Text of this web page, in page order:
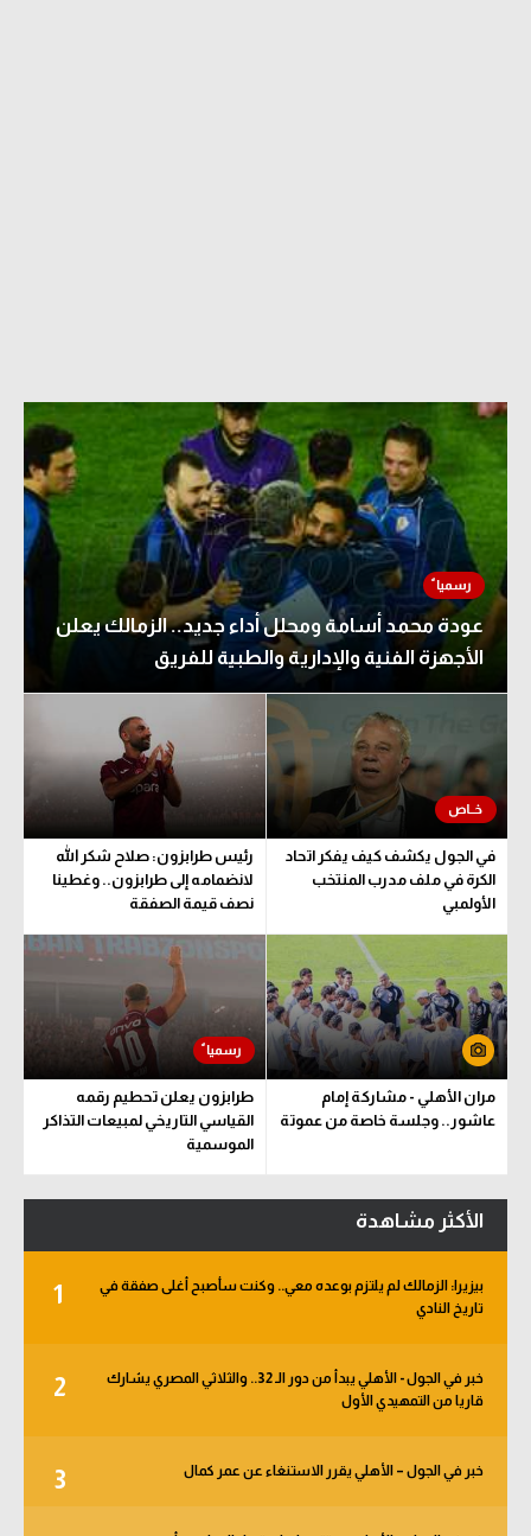
عودة محمد أسامة ومحلل أداء جديد.. الزمالك يعلن
الأجهزة الفنية والإدارية والطبية للفريق
في الجول يكشف كيف يفكر اتحاد
الكرة في ملف مدرب المنتخب
الأولمبي
رئيس طرابزون: صلاح شكر الله
لانضمامه إلى طرابزون.. وغطينا
نصف قيمة الصفقة
مران الأهلي - مشاركة إمام
عاشور.. وجلسة خاصة من عموتة
طرابزون يعلن تحطيم رقمه
القياسي التاريخي لمبيعات التذاكر
الموسمية
الأكثر مشاهدة
1
بيزيرا: الزمالك لم يلتزم بوعده معي.. وكنت سأصبح أغلى صفقة في
تاريخ النادي
2
خبر في الجول - الأهلي يبدأ من دور الـ 32.. والثلاثي المصري يشارك
قاريا من التمهيدي الأول
3 خبر في الجول – الأهلي يقرر الاستنغاء عن عمر كمال